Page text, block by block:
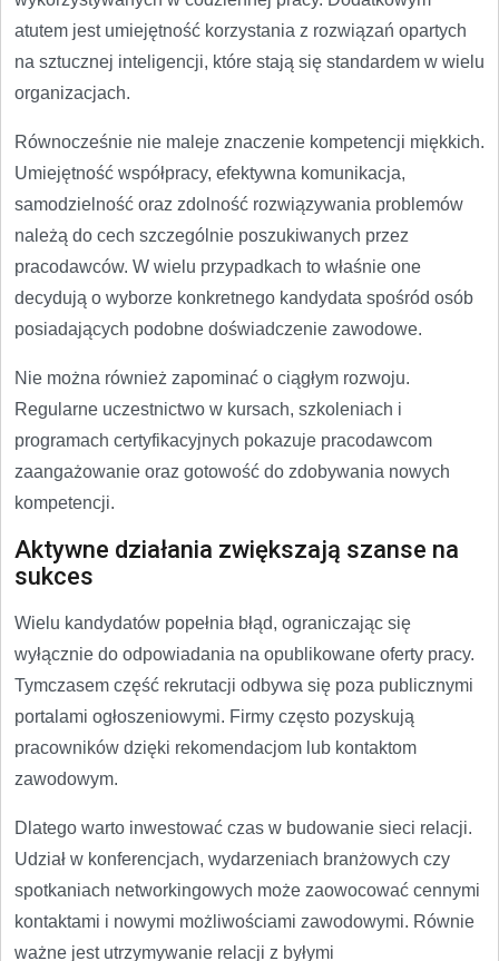
atutem jest umiejętność korzystania z rozwiązań opartych
na sztucznej inteligencji, które stają się standardem w wielu
organizacjach.
Równocześnie nie maleje znaczenie kompetencji miękkich.
Umiejętność współpracy, efektywna komunikacja,
samodzielność oraz zdolność rozwiązywania problemów
należą do cech szczególnie poszukiwanych przez
pracodawców. W wielu przypadkach to właśnie one
decydują o wyborze konkretnego kandydata spośród osób
posiadających podobne doświadczenie zawodowe.
Nie można również zapominać o ciągłym rozwoju.
Regularne uczestnictwo w kursach, szkoleniach i
programach certyfikacyjnych pokazuje pracodawcom
zaangażowanie oraz gotowość do zdobywania nowych
kompetencji.
Aktywne działania zwiększają szanse na
sukces
Wielu kandydatów popełnia błąd, ograniczając się
wyłącznie do odpowiadania na opublikowane oferty pracy.
Tymczasem część rekrutacji odbywa się poza publicznymi
portalami ogłoszeniowymi. Firmy często pozyskują
pracowników dzięki rekomendacjom lub kontaktom
zawodowym.
Dlatego warto inwestować czas w budowanie sieci relacji.
Udział w konferencjach, wydarzeniach branżowych czy
spotkaniach networkingowych może zaowocować cennymi
kontaktami i nowymi możliwościami zawodowymi. Równie
ważne jest utrzymywanie relacji z byłymi